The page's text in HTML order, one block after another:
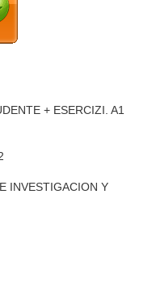
+ ESERCIZI. A1
INVESTIGACION Y